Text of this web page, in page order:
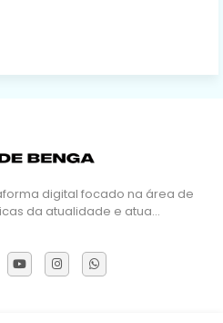
digital focado na área de
da atualidade e atua…